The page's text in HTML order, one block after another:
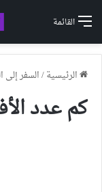
القائمة
الرئيسية/السفر إلى
كم عدد